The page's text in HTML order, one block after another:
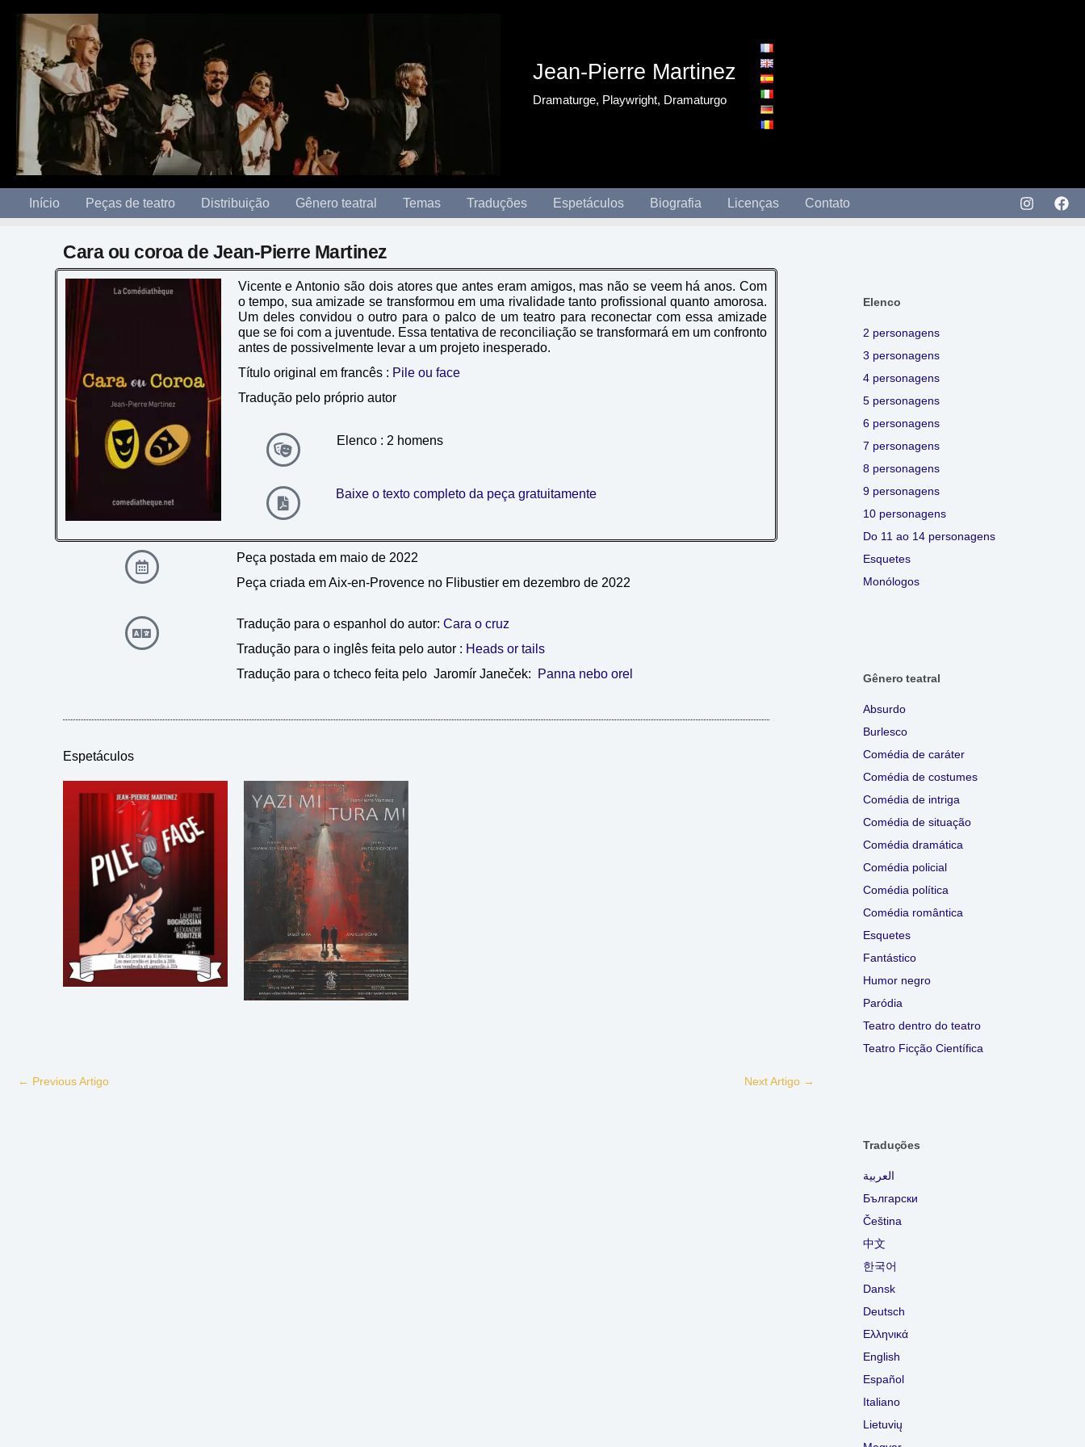
content
Jean-Pierre Martinez
Dramaturge, Playwright, Dramaturgo
Início Peças de teatro Distribuição Gênero teatral Temas Traduções Espetáculos Biografia Licenças Contato
Cara ou coroa de Jean-Pierre Martinez
Vicente e Antonio são dois atores que antes eram amigos, mas não se veem há anos. Com
o tempo, sua amizade se transformou em uma rivalidade tanto profissional quanto amorosa.
Um deles convidou o outro para o palco de um teatro para reconectar com essa amizade
que se foi com a juventude. Essa tentativa de reconciliação se transformará em um confronto
antes de possivelmente levar a um projeto inesperado.
Título original em francês : Pile ou face
Tradução pelo próprio autor
Elenco : 2 homens
Baixe o texto completo da peça gratuitamente
Peça postada em maio de 2022
Peça criada em Aix-en-Provence no Flibustier em dezembro de 2022
Tradução para o espanhol do autor:Cara o cruz
Tradução para o inglês feita pelo autor : Heads or tails
Tradução para o tcheco feita pelo Jaromír Janeček:
Panna nebo orel
Espetáculos
← Previous Artigo Next Artigo →
Elenco
2 personagens
3 personagens
4 personagens
5 personagens
6 personagens
7 personagens
8 personagens
9 personagens
10 personagens
Do 11 ao 14 personagens
Esquetes
Monólogos
Gênero teatral
Absurdo
Burlesco
Comédia de caráter
Comédia de costumes
Comédia de intriga
Comédia de situação
Comédia dramática
Comédia policial
Comédia política
Comédia romântica
Esquetes
Fantástico
Humor negro
Paródia
Teatro dentro do teatro
Teatro Ficção Científica
Traduções
العربية
Български
Čeština
中文
한국어
Dansk
Deutsch
Ελληνικά
English
Español
Italiano
Lietuvių